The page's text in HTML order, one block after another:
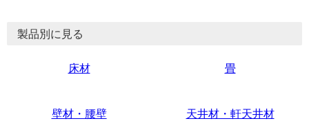
製品別に見る
床材 畳
壁材・腰壁 天井材・軒天井材